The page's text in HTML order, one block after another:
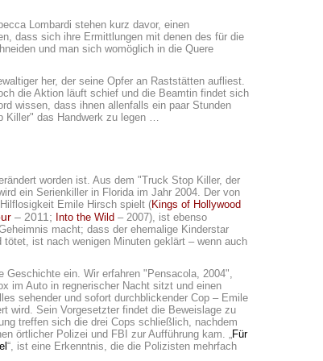
Lombardi stehen kurz davor, einen
dass sich ihre Ermittlungen mit denen des für die
und man sich womöglich in die Quere
her, der seine Opfer an Raststätten aufliest.
die Aktion läuft schief und die Beamtin findet sich
wissen, dass ihnen allenfalls ein paar Stunden
Killer" das Handwerk zu legen …
worden ist. Aus dem "Truck Stop Killer, der
ein Serienkiller in Florida im Jahr 2004. Der von
Emile Hirsch spielt (Kings of Hollywood
– 2011; Into the Wild – 2007), ist ebenso
macht; dass der ehemalige Kinderstar
ist nach wenigen Minuten geklärt – wenn auch
Geschichte ein. Wir erfahren "Pensacola, 2004",
im Auto in regnerischer Nacht sitzt und einen
sehender und sofort durchblickender Cop – Emile
wird. Sein Vorgesetzter findet die Beweislage zu
treffen sich die drei Cops schließlich, nachdem
örtlicher Polizei und FBI zur Aufführung kam. „Für
“, ist eine Erkenntnis, die die Polizisten mehrfach